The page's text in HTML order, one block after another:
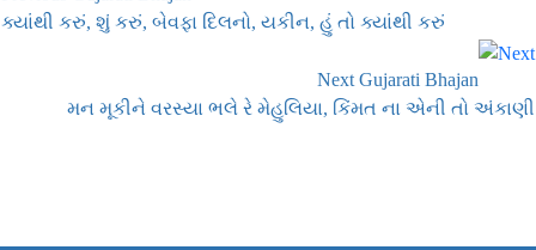
ક્યાંથી કરું, શું કરું, બેવફા દિલનો, યકીન, હું તો ક્યાંથી કરું
Next Gujarati Bhajan
મન મૂકીને વરસ્યા ભલે રે મેહુલિયા, કિંમત ના એની તો અંકાણી